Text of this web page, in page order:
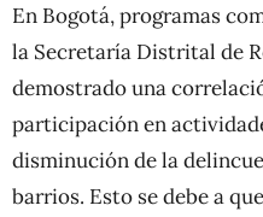
En Bogotá, programas
la Secretaría Distrital de
demostrado una
participación en
disminución de la
barrios. Esto se debe a